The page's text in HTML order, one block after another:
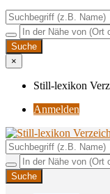
×
Still-lexikon
Anmelden
Still-lexikon